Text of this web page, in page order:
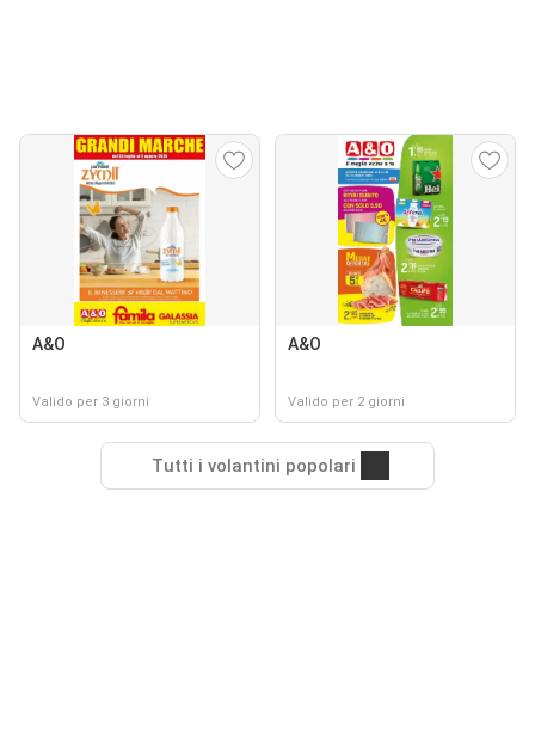
A&O
Valido per 3 giorni
A&O
Valido per 2 giorni
Tutti i volantini popolari